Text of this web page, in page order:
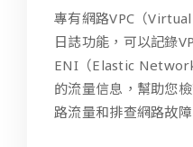
專有網路VPC（
日誌功能，可以記錄
ENI（Elastic
的流量信息，幫助您
路流量和排查網路故障